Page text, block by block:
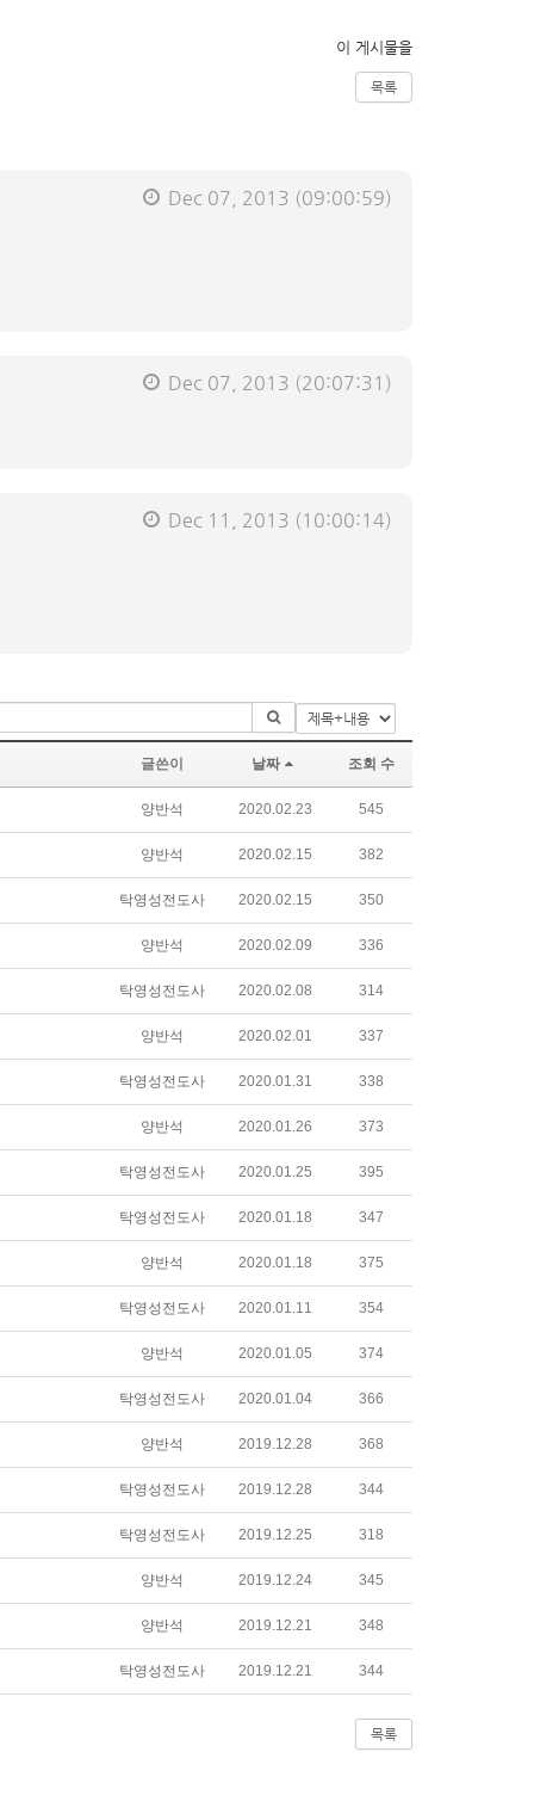
이 게시물을
목록
Dec 07, 2013 (09:00:59)
Dec 07, 2013 (20:07:31)
Dec 11, 2013 (10:00:14)
글쓴이 날짜 조회 수
양반석 2020.02.23 545
양반석 2020.02.15 382
탁영성전도사 2020.02.15 350
양반석 2020.02.09 336
탁영성전도사 2020.02.08 314
양반석 2020.02.01 337
탁영성전도사 2020.01.31 338
양반석 2020.01.26 373
탁영성전도사 2020.01.25 395
탁영성전도사 2020.01.18 347
양반석 2020.01.18 375
탁영성전도사 2020.01.11 354
양반석 2020.01.05 374
탁영성전도사 2020.01.04 366
양반석 2019.12.28 368
탁영성전도사 2019.12.28 344
탁영성전도사 2019.12.25 318
양반석 2019.12.24 345
양반석 2019.12.21 348
탁영성전도사 2019.12.21 344
목록